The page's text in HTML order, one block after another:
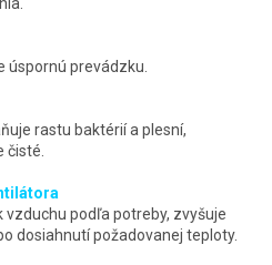
úspornú prevádzku.
rastu baktérií a plesní,
čisté.
podľa potreby, zvyšuje
dosiahnutí požadovanej teploty.